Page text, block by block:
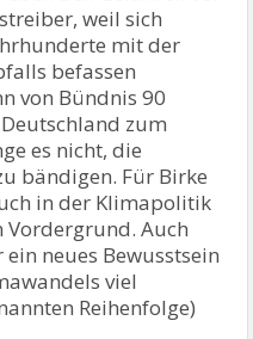
weil sich
mit der
befassen
von Bündnis 90
zum
es nicht, die
bändigen. Für Birke
in der Klimapolitik
Vordergrund. Auch
neues Bewusstsein
viel
Reihenfolge)